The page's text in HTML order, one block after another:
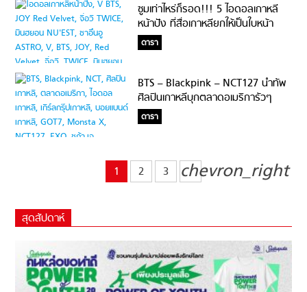
ซูมเท่าไหร่ก็รอด!!! 5 ไอดอลเกาหลี
หน้าปัง ที่สื่อเกาหลียกให้เป็นใบหน้า
อัจฉริยะ ถ่ายใกล้แค่ไหนก็ไม่ดับ
ดารา
BTS – Blackpink – NCT127 นำทัพ
ศิลปินเกาหลีบุกตลาดอเมริการัวๆ
ดารา
1 2 3 chevron_right
สุดสัปดาห์